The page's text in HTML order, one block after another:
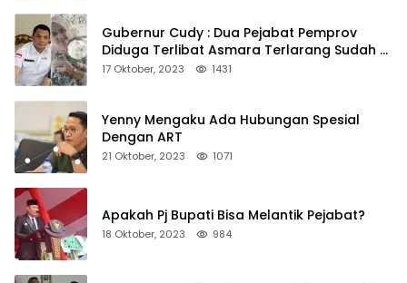
Gubernur Cudy : Dua Pejabat Pemprov
Diduga Terlibat Asmara Terlarang Sudah di
Non Job
17 Oktober, 2023 1431
Yenny Mengaku Ada Hubungan Spesial
Dengan ART
21 Oktober, 2023 1071
Apakah Pj Bupati Bisa Melantik Pejabat?
18 Oktober, 2023 984